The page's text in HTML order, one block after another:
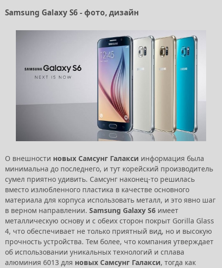
Samsung Galaxy S6 - фото, дизайн
О внешности новых Самсунг Галакси информация была
минимальна до последнего, и тут корейский производитель
сумел приятно удивить. Самсунг наконец-то решилась
вместо излюбленного пластика в качестве основного
материала для корпуса использовать металл, и это явно шаг
в верном направлении. Samsung Galaxy S6 имеет
металлическую основу и с обеих сторон покрыт Gorilla Glass
4, что обеспечивает не только приятный вид, но и высокую
прочность устройства. Тем более, что компания утверждает
об использовании уникальных технологий и сплава
алюминия 6013 для новых Самсунг Галакси, тогда как